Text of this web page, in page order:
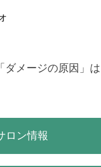
「ダメージの原因」
ロン情報